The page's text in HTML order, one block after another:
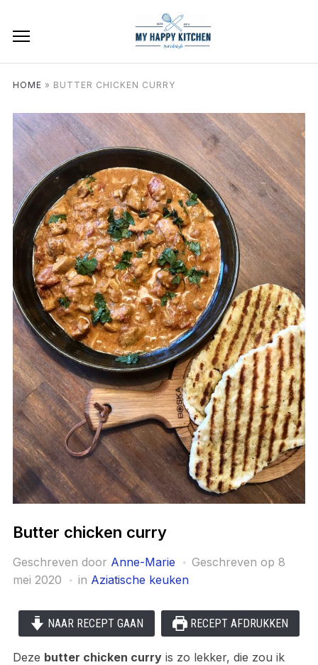
HOME » BUTTER CHICKEN CURRY
Butter chicken curry
Geschreven door Anne-Marie Geschreven op 8
mei 2020
in Aziatische keuken
NAAR RECEPT GAAN RECEPT AFDRUKKEN
Deze butter chicken curryis zo lekker, die zou ik